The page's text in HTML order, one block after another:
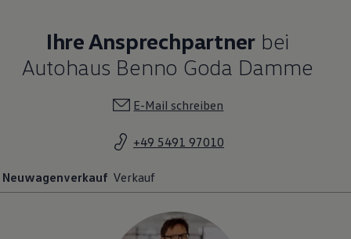
Ihre Ansprechpartner bei
Autohaus Benno Goda Damme
E-Mail schreiben
+49 5491 97010
Neuwagenverkauf Verkauf